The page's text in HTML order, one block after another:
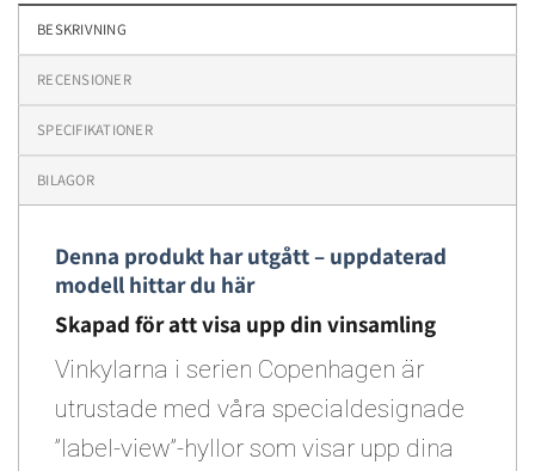
BESKRIVNING
RECENSIONER
SPECIFIKATIONER
BILAGOR
Denna produkt har utgått – uppdaterad
modell hittar du här
Skapad för att visa upp din vinsamling
Vinkylarna i serien Copenhagen är
utrustade med våra specialdesignade
”label-view”-hyllor som visar upp dina